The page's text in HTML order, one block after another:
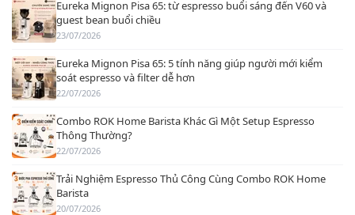
Eureka Mignon Pisa 65: từ espresso buổi sáng đến V60 và
guest bean buổi chiều
23/07/2026
Eureka Mignon Pisa 65: 5 tính năng giúp người mới kiểm
soát espresso và filter dễ hơn
22/07/2026
Combo ROK Home Barista Khác Gì Một Setup Espresso
Thông Thường?
22/07/2026
Trải Nghiệm Espresso Thủ Công Cùng Combo ROK Home
Barista
20/07/2026